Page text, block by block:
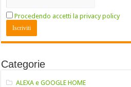
Procedendo accetti la privacy policy
Categorie
ALEXA e GOOGLE HOME